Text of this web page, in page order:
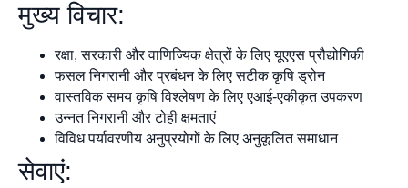
मुख्य विचार:
रक्षा, सरकारी और वाणिज्यिक क्षेत्रों के लिए यूएएस प्रौद्योगिकी
फसल निगरानी और प्रबंधन के लिए सटीक कृषि ड्रोन
वास्तविक समय कृषि विश्लेषण के लिए एआई-एकीकृत उपकरण
उन्नत निगरानी और टोही क्षमताएं
विविध पर्यावरणीय अनुप्रयोगों के लिए अनुकूलित समाधान
सेवाएं: